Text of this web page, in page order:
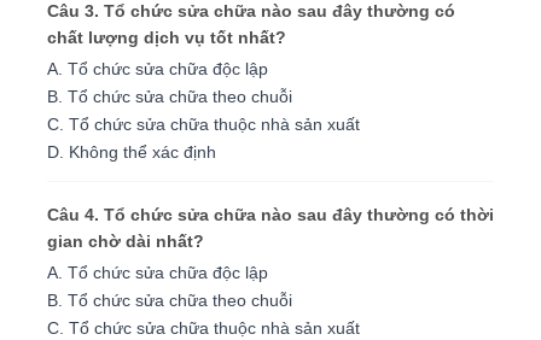
Câu 3. Tổ chức sửa chữa nào sau đây thường có
chất lượng dịch vụ tốt nhất?
A. Tổ chức sửa chữa độc lập
B. Tổ chức sửa chữa theo chuỗi
C. Tổ chức sửa chữa thuộc nhà sản xuất
D. Không thể xác định
Câu 4. Tổ chức sửa chữa nào sau đây thường có thời
gian chờ dài nhất?
A. Tổ chức sửa chữa độc lập
B. Tổ chức sửa chữa theo chuỗi
C. Tổ chức sửa chữa thuộc nhà sản xuất